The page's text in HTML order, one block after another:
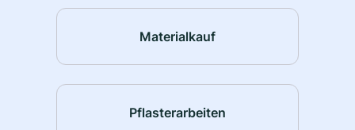
Materialkauf
Pflasterarbeiten